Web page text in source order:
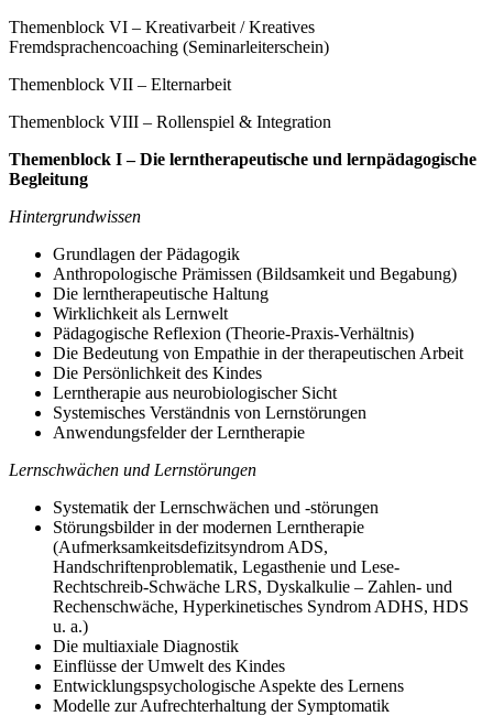
Themenblock VI – Kreativarbeit / Kreatives
Fremdsprachencoaching (Seminarleiterschein)
Themenblock VII – Elternarbeit
Themenblock VIII – Rollenspiel & Integration
Themenblock I – Die lerntherapeutische und lernpädagogische
Begleitung
Hintergrundwissen
Grundlagen der Pädagogik
Anthropologische Prämissen (Bildsamkeit und Begabung)
Die lerntherapeutische Haltung
Wirklichkeit als Lernwelt
Pädagogische Reflexion (Theorie-Praxis-Verhältnis)
Die Bedeutung von Empathie in der therapeutischen Arbeit
Die Persönlichkeit des Kindes
Lerntherapie aus neurobiologischer Sicht
Systemisches Verständnis von Lernstörungen
Anwendungsfelder der Lerntherapie
Lernschwächen und Lernstörungen
Systematik der Lernschwächen und -störungen
Störungsbilder in der modernen Lerntherapie
(Aufmerksamkeitsdefizitsyndrom ADS,
Handschriftenproblematik, Legasthenie und Lese-
Rechtschreib-Schwäche LRS, Dyskalkulie – Zahlen- und
Rechenschwäche, Hyperkinetisches Syndrom ADHS, HDS
u. a.)
Die multiaxiale Diagnostik
Einflüsse der Umwelt des Kindes
Entwicklungspsychologische Aspekte des Lernens
Modelle zur Aufrechterhaltung der Symptomatik